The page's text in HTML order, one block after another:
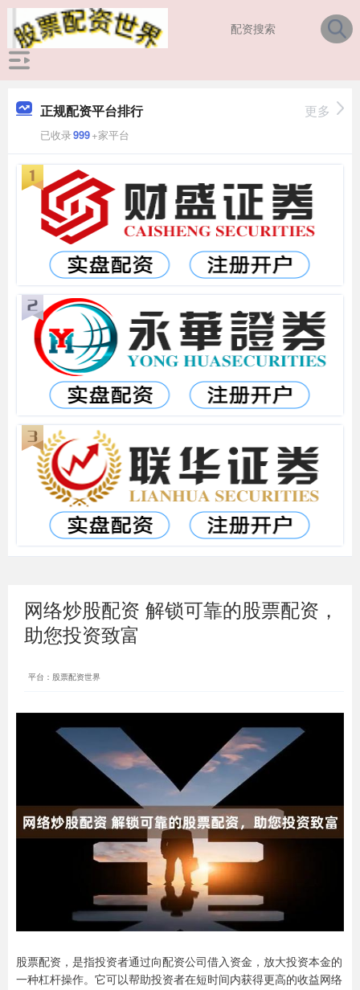
正规配资平台排行
已收录999+家平台
更多
网络炒股配资 解锁可靠的股票配资，
助您投资致富
平台：股票配资世界
股票配资，是指投资者通过向配资公司借入资金，放大投资本金的
一种杠杆操作。它可以帮助投资者在短时间内获得更高的收益网络